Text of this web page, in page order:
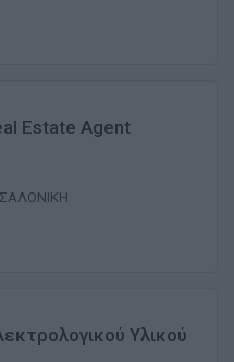
Estate Αgent
Υλικού